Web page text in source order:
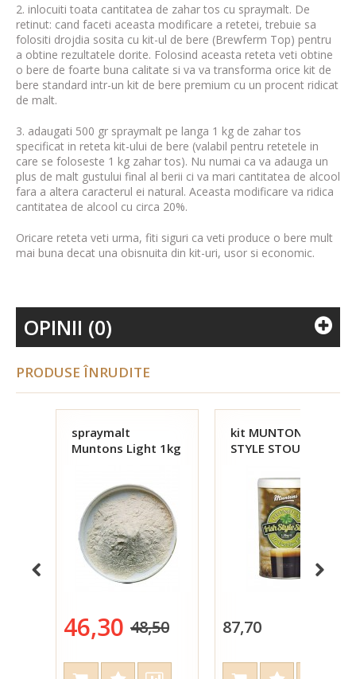
2. inlocuiti toata cantitatea de zahar tos cu spraymalt. De
retinut: cand faceti aceasta modificare a retetei, trebuie sa
folositi drojdia sosita cu kit-ul de bere (Brewferm Top) pentru
a obtine rezultatele dorite. Folosind aceasta reteta veti obtine
o bere de foarte buna calitate si va va transforma orice kit de
bere standard intr-un kit de bere premium cu un procent ridicat
de malt.
3. adaugati 500 gr spraymalt pe langa 1 kg de zahar tos
specificat in reteta kit-ului de bere (valabil pentru retetele in
care se foloseste 1 kg zahar tos). Nu numai ca va adauga un
plus de malt gustului final al berii ci va mari cantitatea de alcool
fara a altera caracterul ei natural. Aceasta modificare va ridica
cantitatea de alcool cu circa 20%.
Oricare reteta veti urma, fiti siguri ca veti produce o bere mult
mai buna decat una obisnuita din kit-uri, usor si economic.
OPINII (0)
PRODUSE ÎNRUDITE
spraymalt
Muntons Light 1kg
46,30 48,50
kit MUNTONS IRISH
STYLE STOUT 1,5
87,70